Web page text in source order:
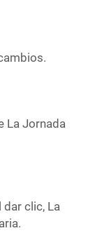
La Jornada
dar clic, La